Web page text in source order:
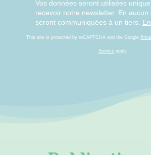
Vos données seront utilisées
recevoir notre newsletter. En aucun
seront communiquées à un tiers.
This site is protected by reCAPTCHA and the Google
Serviceapply.